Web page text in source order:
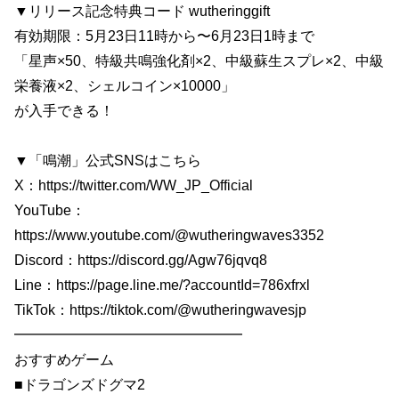
▼リリース記念特典コード wutheringgift
有効期限：5月23日11時から〜6月23日1時まで
「星声×50、特級共鳴強化剤×2、中級蘇生スプレ×2、中級
栄養液×2、シェルコイン×10000」
が入手できる！
▼「鳴潮」公式SNSはこちら
X：https://twitter.com/WW_JP_Official
YouTube：
https://www.youtube.com/@wutheringwaves3352
Discord：https://discord.gg/Agw76jqvq8
Line：https://page.line.me/?accountId=786xfrxl
TikTok：https://tiktok.com/@wutheringwavesjp
━━━━━━━━━━━━━━━━
おすすめゲーム
■ドラゴンズドグマ2